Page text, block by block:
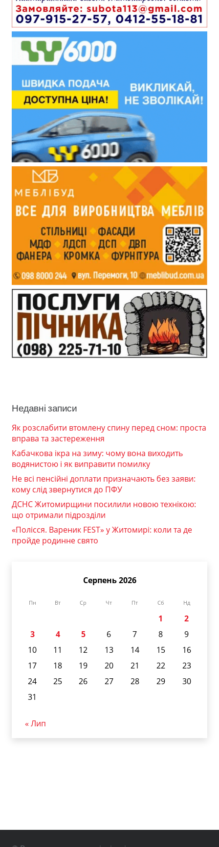
Недавні записи
Як розслабити втомлену спину перед сном: проста
вправа та застереження
Кабачкова ікра на зиму: чому вона виходить
водянистою і як виправити помилку
Не всі пенсійні доплати призначають без заяви:
кому слід звернутися до ПФУ
ДСНС Житомирщини посилили новою технікою:
що отримали підрозділи
«Полісся. Вареник FEST» у Житомирі: коли та де
пройде родинне свято
Серпень 2026
Пн Вт Ср Чт Пт Сб Нд
1
2
3
4 5 6 7 8
9
10
11 12 13 14 15
16
17
18 19 20 21 22
23
24
25 26 27 28 29
30
31
« Лип